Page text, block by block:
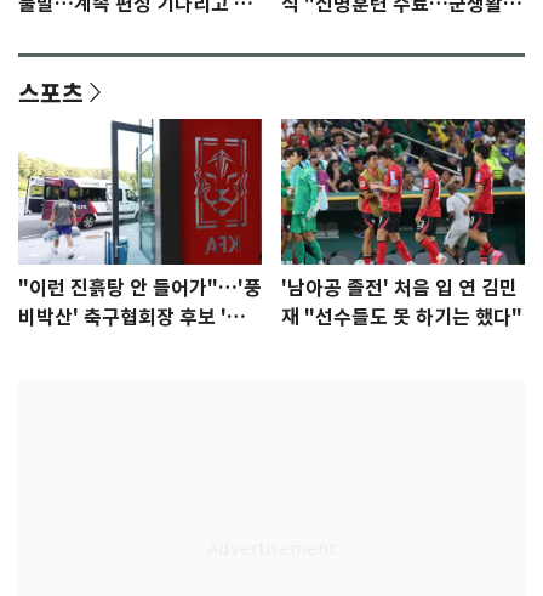
스포츠
"이런 진흙탕 안 들어가"…'풍
비박산' 축구협회장 후보 '실
'남아공 졸전' 처음 입 연 김민
재 "선수들도 못 하기는 했다"